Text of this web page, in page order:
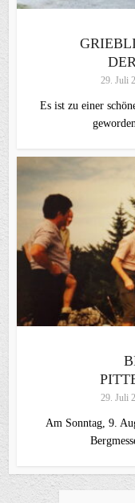
29. Juli
Es ist zu einer
29. Juli
Am Sonntag, 9.